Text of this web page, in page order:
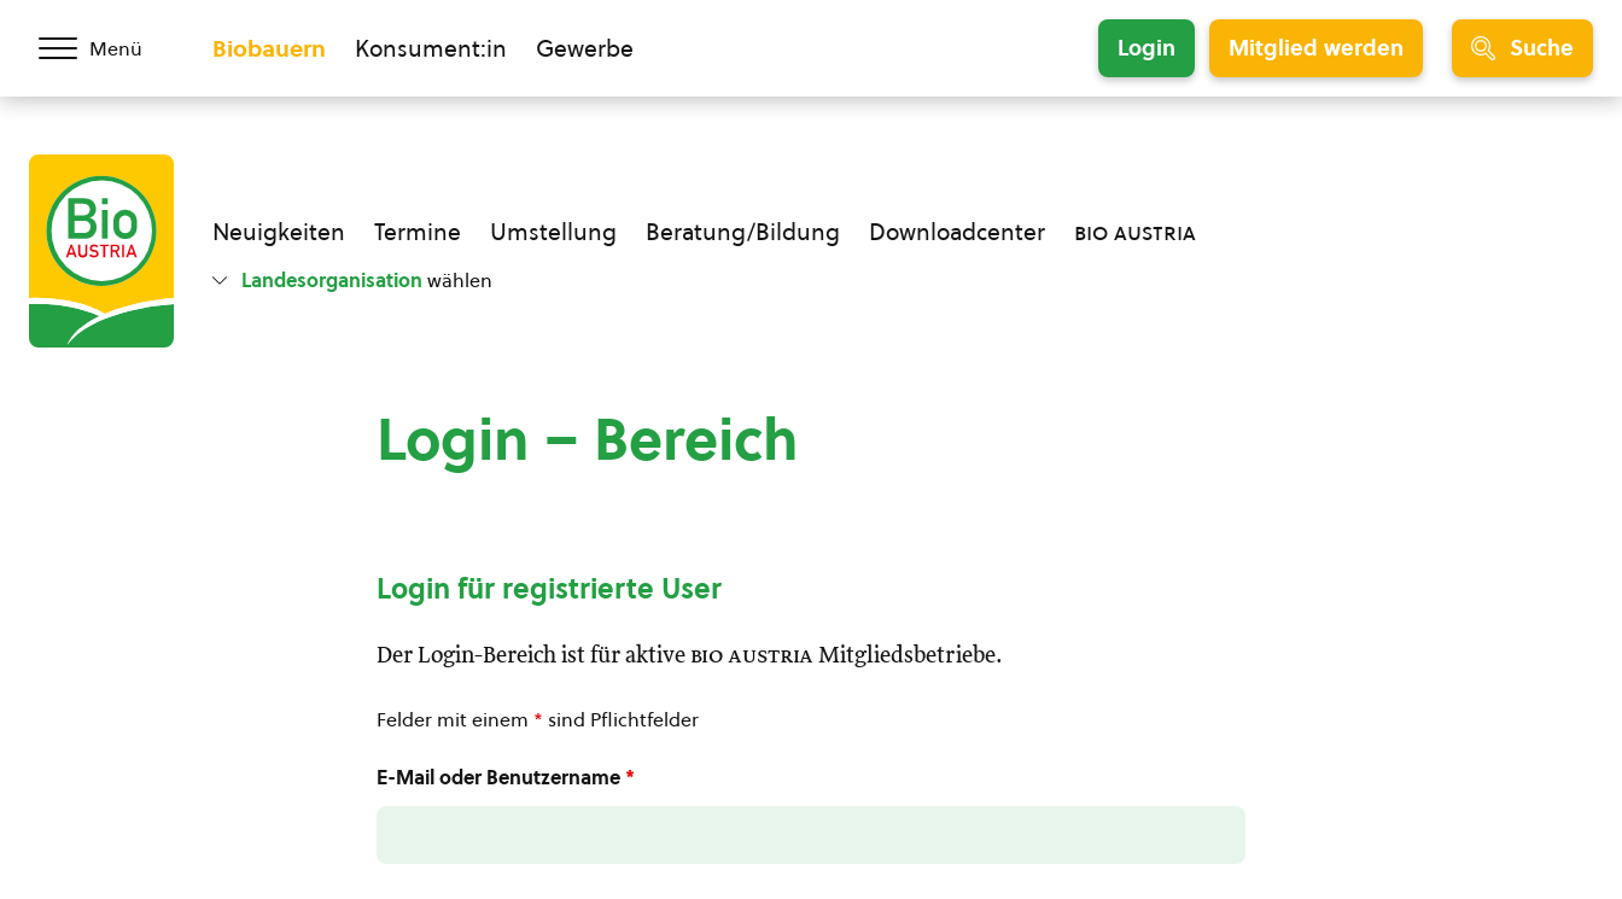
Menü Biobauern Konsument:in Gewerbe Login Mitglied werden Suche
Neuigkeiten Termine Umstellung Beratung/Bildung Downloadcenter bio austria
Landesorganisation wählen
Login – Bereich
Login für registrierte User
Der Login-Bereich ist für aktive bio austria Mitgliedsbetriebe.
Felder mit einem * sind Pflichtfelder
E-Mail oder Benutzername *